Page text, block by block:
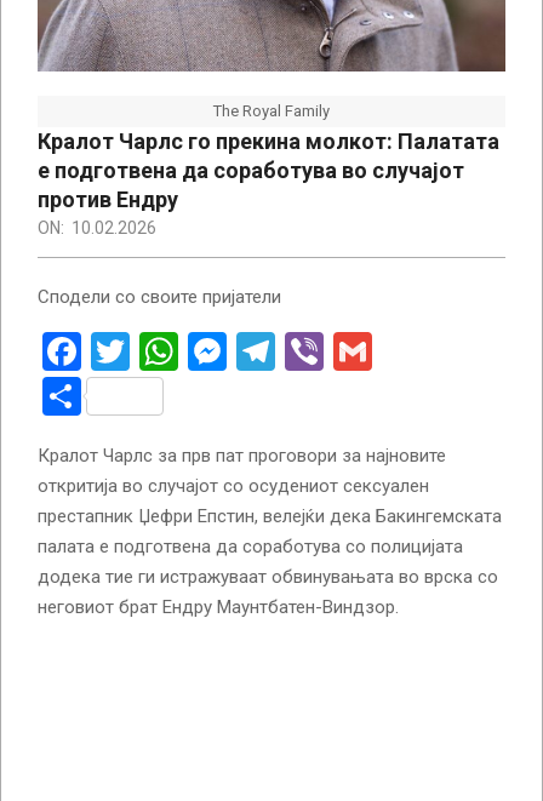
The Royal Family
Кралот Чарлс го прекина молкот: Палатата
е подготвена да соработува во случајот
против Ендру
ON: 10.02.2026
Сподели со своите пријатели
Facebook
Twitter
WhatsApp
Messenger
Telegram
Viber
Share
Кралот Чарлс за прв пат проговори за најновите
откритија во случајот со осудениот сексуален
престапник Џефри Епстин, велејќи дека Бакингемската
палата е подготвена да соработува со полицијата
додека тие ги истражуваат обвинувањата во врска со
неговиот брат Ендру Маунтбатен-Виндзор.